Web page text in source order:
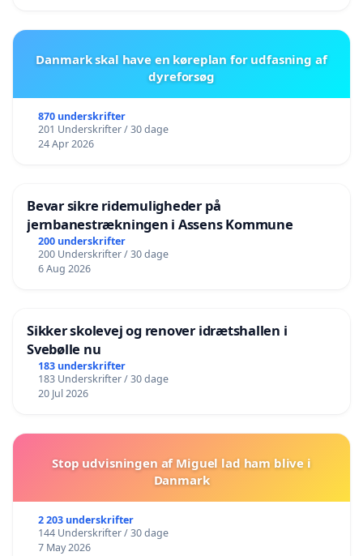
Danmark skal have en køreplan for udfasning af
dyreforsøg
870 underskrifter
201 Underskrifter / 30 dage
24 Apr 2026
Bevar sikre ridemuligheder på
jernbanestrækningen i Assens Kommune
200 underskrifter
200 Underskrifter / 30 dage
6 Aug 2026
Sikker skolevej og renover idrætshallen i
Svebølle nu
183 underskrifter
183 Underskrifter / 30 dage
20 Jul 2026
Stop udvisningen af Miguel lad ham blive i
Danmark
2 203 underskrifter
144 Underskrifter / 30 dage
7 May 2026